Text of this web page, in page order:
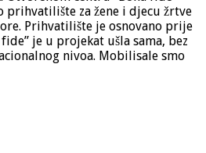
prihvatilište za žene i djecu žrtve
Prihvatilište je osnovano prije
je u projekat ušla sama, bez
nivoa. Mobilisale smo